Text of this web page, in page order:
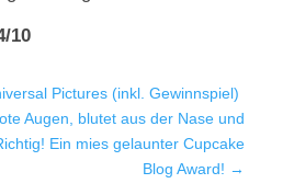
10
Pictures (inkl. Gewinnspiel)
Augen, blutet aus der Nase und
Ein mies gelaunter Cupcake
Blog Award! →